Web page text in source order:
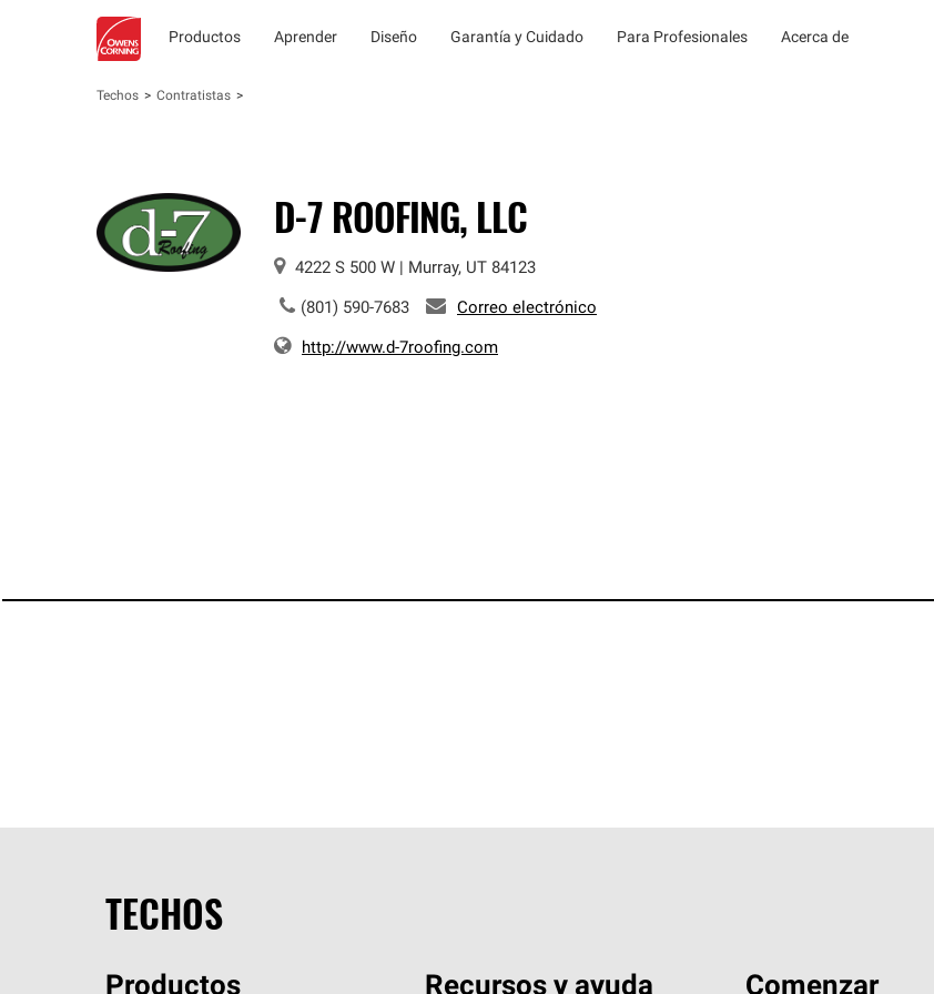
Productos Aprender Diseño Garantía y Cuidado Para Profesionales Acerca de
Techos Contratistas
D-7 ROOFING, LLC
4222 S 500 W Murray, UT 84123
(801) 590-7683 Correo electrónico
http://www.d-7roofing.com
TECHOS
Productos Recursos y ayuda Comenzar